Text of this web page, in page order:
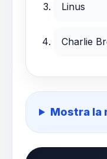
Linus
Charlie
Mostra la